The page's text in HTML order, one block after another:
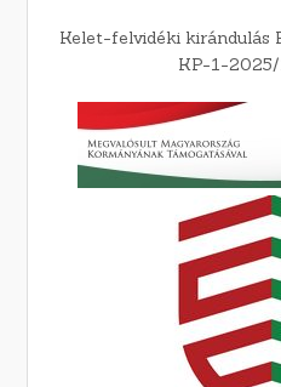
Kelet-felvidéki kirándulás
KP-1-